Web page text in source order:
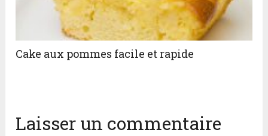
Cake aux pommes facile et rapide
Laisser un commentaire